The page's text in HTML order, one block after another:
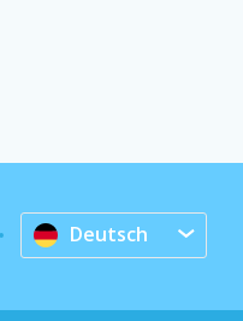
Deutsch